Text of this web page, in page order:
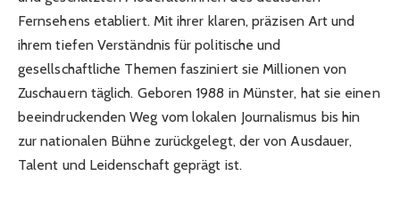
Fernsehens etabliert. Mit ihrer klaren, präzisen Art und
ihrem tiefen Verständnis für politische und
gesellschaftliche Themen fasziniert sie Millionen von
Zuschauern täglich. Geboren 1988 in Münster, hat sie einen
beeindruckenden Weg vom lokalen Journalismus bis hin
zur nationalen Bühne zurückgelegt, der von Ausdauer,
Talent und Leidenschaft geprägt ist.